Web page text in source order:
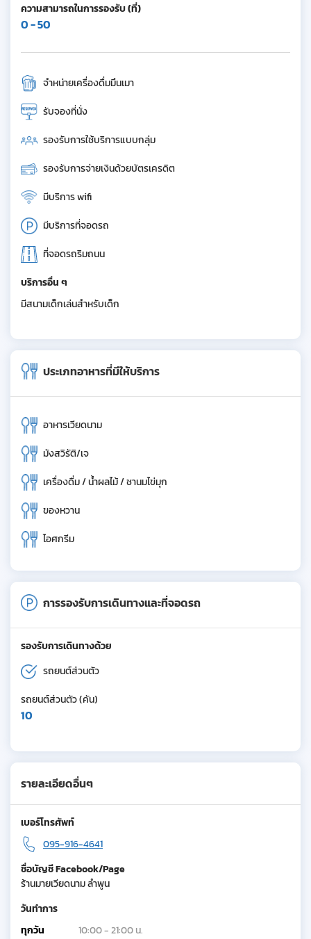
ความสามารถในการรองรับ (ที่)
0 - 50
จำหน่ายเครื่องดื่มมึนเมา
รับจองที่นั่ง
รองรับการใช้บริการแบบกลุ่ม
รองรับการจ่ายเงินด้วยบัตรเครดิต
มีบริการ wifi
มีบริการที่จอดรถ
ที่จอดรถริมถนน
บริการอื่น ๆ
มีสนามเด็กเล่นสำหรับเด็ก
ประเภทอาหารที่มีให้บริการ
อาหารเวียดนาม
มังสวิรัติ/เจ
เครื่องดื่ม / น้ำผลไม้ / ชานมไข่มุก
ของหวาน
ไอศกรีม
การรองรับการเดินทางและที่จอดรถ
รองรับการเดินทางด้วย
รถยนต์ส่วนตัว
รถยนต์ส่วนตัว (คัน)
10
รายละเอียดอื่นๆ
เบอร์โทรศัพท์
095-916-4641
ชื่อบัญชี Facebook/Page
ร้านมายเวียดนาม ลำพูน
วันทำการ
ทุกวัน
10:00 - 21:00 น.